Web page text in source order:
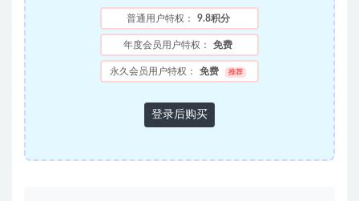
普通用户特权： 9.8积分
年度会员用户特权： 免费
永久会员用户特权： 免费 推荐
登录后购买